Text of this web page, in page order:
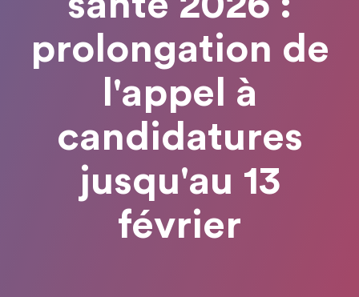
prolongation de
l'appel à
candidatures
jusqu'au 13
février